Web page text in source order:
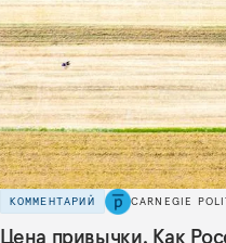
КОММЕНТАРИЙ CARNEGIE
Цена привычки. Как